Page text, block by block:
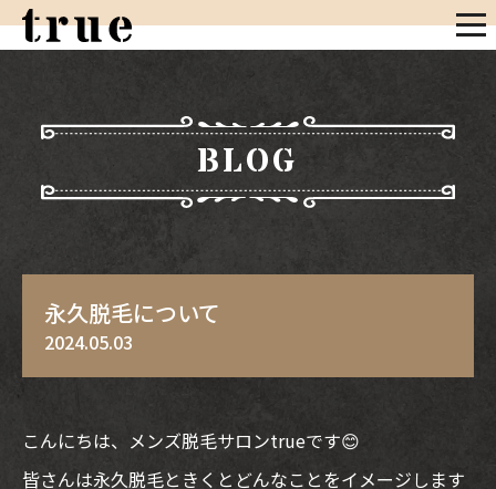
BLOG
永久脱毛について
2024.05.03
こんにちは、メンズ脱毛サロンtrueです😊
皆さんは永久脱毛ときくとどんなことをイメージします